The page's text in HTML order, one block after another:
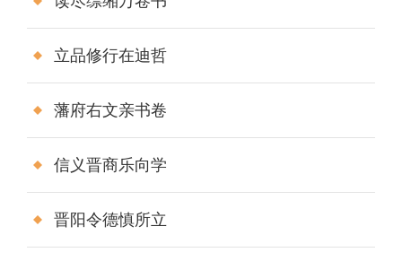
立品修行在迪哲
藩府右文亲书卷
信义晋商乐向学
晋阳令德慎所立